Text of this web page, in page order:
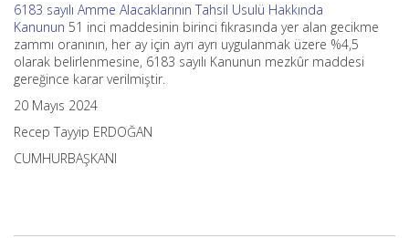
6183 sayılı Amme Alacaklarının Tahsil Usulü Hakkında
Kanunun 51 inci maddesinin birinci fıkrasında yer alan gecikme
zammı oranının, her ay için ayrı ayrı uygulanmak üzere %4,5
olarak belirlenmesine, 6183 sayılı Kanunun mezkûr maddesi
gereğince karar verilmiştir.
20 Mayıs 2024
Recep Tayyip ERDOĞAN
CUMHURBAŞKANI